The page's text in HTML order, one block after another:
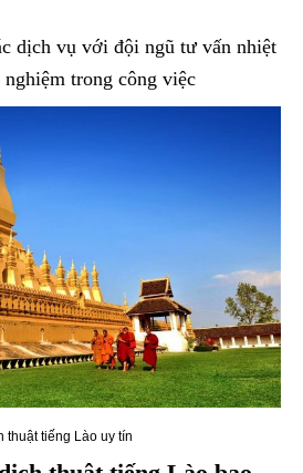
dịch vụ với đội ngũ tư vấn nhiệt
trong công việc
thuật tiếng Lào uy tín